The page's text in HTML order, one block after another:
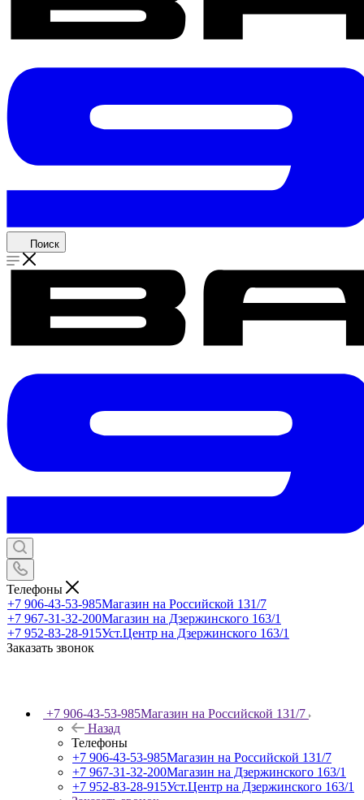
Поиск
Телефоны
+7 906-43-53-985Магазин на Российской 131/7
+7 967-31-32-200Магазин на Дзержинского 163/1
+7 952-83-28-915Уст.Центр на Дзержинского 163/1
Заказать звонок
+7 906-43-53-985Магазин на Российской 131/7
Назад
Телефоны
+7 906-43-53-985Магазин на Российской 131/7
+7 967-31-32-200Магазин на Дзержинского 163/1
+7 952-83-28-915Уст.Центр на Дзержинского 163/1